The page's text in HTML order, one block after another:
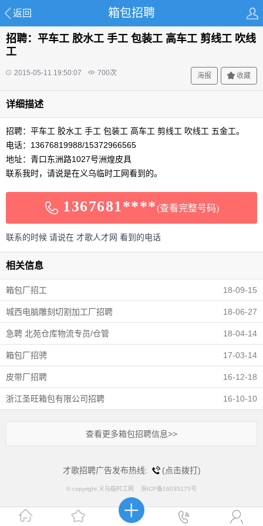
返回 箱包招聘
招聘：平车工 胶水工 手工 包装工 高车工 剪线工 吹线
工
2015-05-11 19:50:07 700次 收藏
海报
详细描述
招聘：平车工 胶水工 手工 包装工 高车工 剪线工 吹线工 五金工。
电话：13676819988/15372966565
地址：青口东洲路1027号洲煌皮具
联系我时，请说是在义乌临时工网看到的。
1367681****(查看完整号码)
联系的时候 请说在 才歌人才网 看到的电话
相关信息
箱包厂招工 18-09-15
城西电脑雕刻切割加工厂招聘 18-06-27
急聘 北苑仓库物流专员/仓管 18-04-14
箱包厂招骋 17-03-14
皮带厂招聘 16-12-18
浙江圣旺箱包有限公司招聘 16-10-10
查看更多箱包招聘信息>>
才歌招聘广告发布热线: (点击拨打)
© copyright 义乌临时工网 浙ICP备16035175号